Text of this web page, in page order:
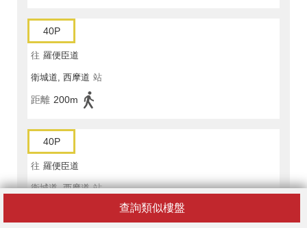
查詢類似樓盤
40P
往 羅便臣道
衛城道, 西摩道 站
距離 200m
40P
往 羅便臣道
衛城道, 西摩道 站